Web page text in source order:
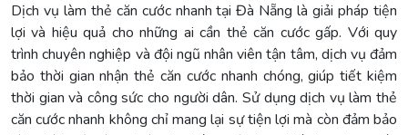
Dịch vụ làm thẻ căn cước nhanh tại Đà Nẵng là giải pháp tiện
lợi và hiệu quả cho những ai cần thẻ căn cước gấp. Với quy
trình chuyên nghiệp và đội ngũ nhân viên tận tâm, dịch vụ đảm
bảo thời gian nhận thẻ căn cước nhanh chóng, giúp tiết kiệm
thời gian và công sức cho người dân. Sử dụng dịch vụ làm thẻ
căn cước nhanh không chỉ mang lại sự tiện lợi mà còn đảm bảo